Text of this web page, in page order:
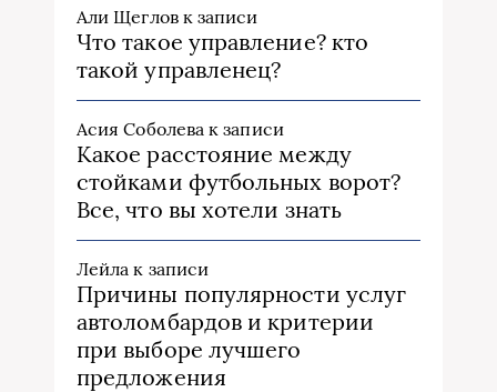
Али Щегловк записи
Что такое управление? кто
такой управленец?
Асия Соболева к записи
Какое расстояние между
стойками футбольных ворот?
Все, что вы хотели знать
Лейла к записи
Причины популярности услуг
автоломбардов и критерии
при выборе лучшего
предложения